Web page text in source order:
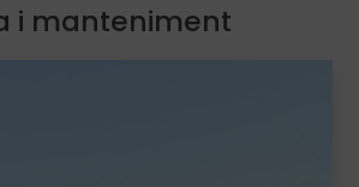
i manteniment